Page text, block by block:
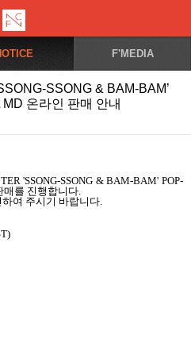
F'MEDIA
SSONG & BAM-BAM’
온라인 판매 안내
'SSONG-SSONG & BAM-BAM' POP-
매를 진행합니다.
여 주시기 바랍니다.